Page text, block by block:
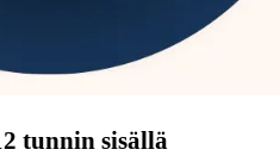
tunnin sisällä